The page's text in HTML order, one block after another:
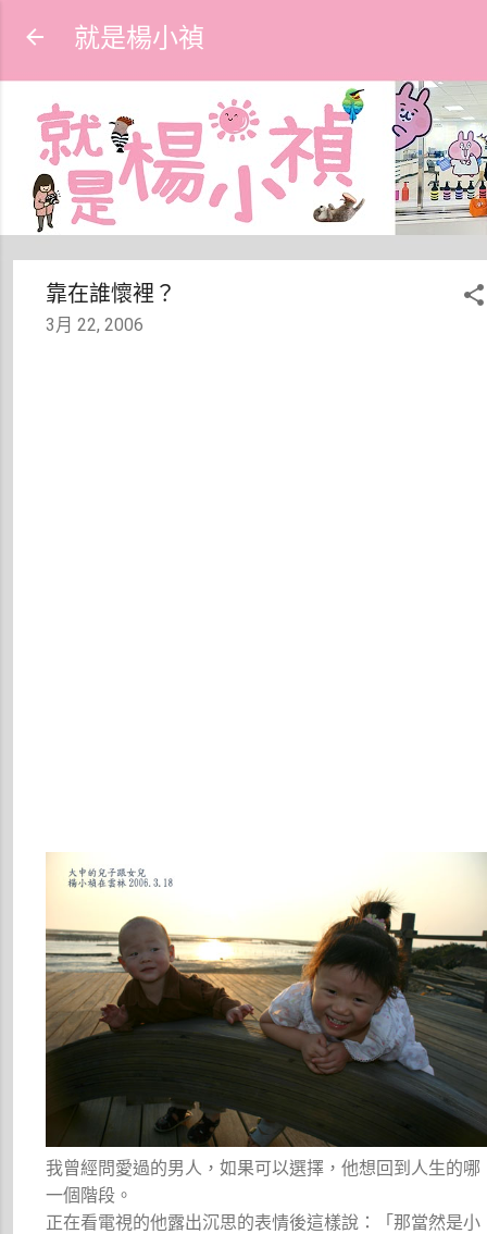
就是楊小禎
靠在誰懷裡？
3月 22, 2006
我曾經問愛過的男人，如果可以選擇，他想回到人生的哪
一個階段。
正在看電視的他露出沉思的表情後這樣說：「那當然是小